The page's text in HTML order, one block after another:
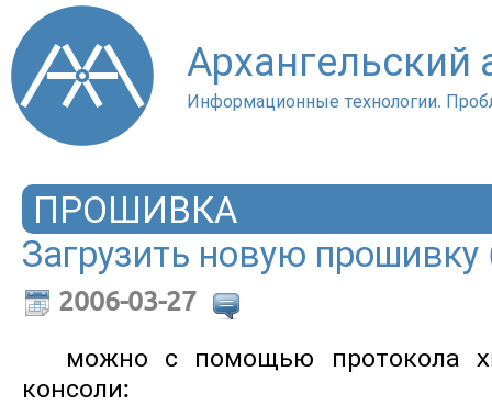
Архангельский
Информационные технологии.
ПРОШИВКА
Загрузить новую прошивку
2006-03-27
можно с помощью протокола
консоли: